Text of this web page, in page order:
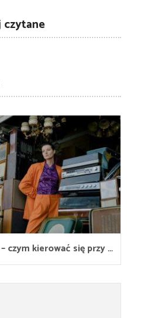
czytane
czym kierować się przy …